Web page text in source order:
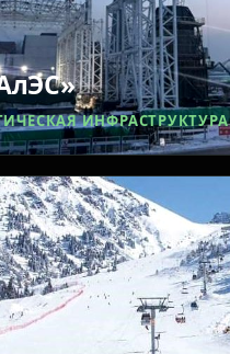
ИНФРАСТРУКТУРА